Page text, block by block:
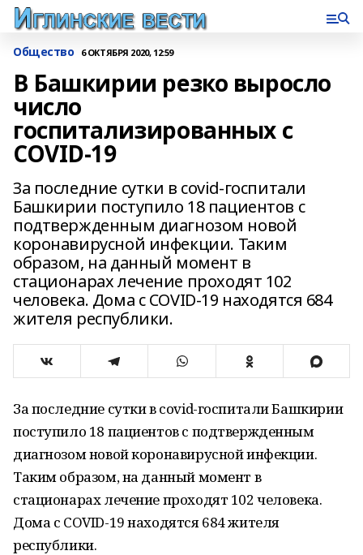
Общество 6 ОКТЯБРЯ 2020, 12:59
В Башкирии резко выросло
число
госпитализированных с
COVID-19
За последние сутки в covid-госпитали
Башкирии поступило 18 пациентов с
подтвержденным диагнозом новой
коронавирусной инфекции. Таким
образом, на данный момент в
стационарах лечение проходят 102
человека. Дома с COVID-19 находятся 684
жителя республики.
За последние сутки в covid-госпитали Башкирии
поступило 18 пациентов с подтвержденным
диагнозом новой коронавирусной инфекции.
Таким образом, на данный момент в
стационарах лечение проходят 102 человека.
Дома с COVID-19 находятся 684 жителя
республики.